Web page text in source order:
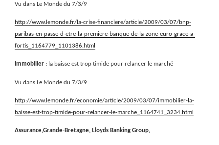
Vu dans Le Monde du 7/3/9
http://www.lemonde.fr/la-crise-financiere/article/2009/03/07/bnp-
paribas-en-passe-d-etre-la-premiere-banque-de-la-zone-euro-grace-a-
fortis_1164779_1101386.html
Immobilier : la baisse est trop timide pour relancer le marché
Vu dans Le Monde du 7/3/9
http://www.lemonde.fr/economie/article/2009/03/07/immobilier-la-
baisse-est-trop-timide-pour-relancer-le-marche_1164741_3234.html
Assurance,Grande-Bretagne, Lloyds Banking Group,